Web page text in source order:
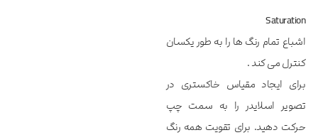
Saturation
اشباع تمام رنگ ها را به طور یکسان
کنترل می کند .
برای ایجاد مقیاس خاکستری در
تصویر اسلایدر را به سمت چپ
حرکت دهید. برای تقویت همه رنگ